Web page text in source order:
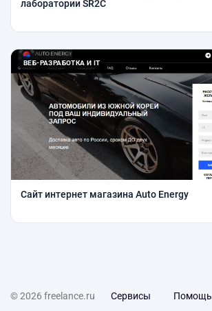
лаборатории SR2C
ВЕБ-РАЗРАБОТКА И IT
Сайт интернет магазина Auto Energy
© 2026 freelance.ru Сервисы Помощь